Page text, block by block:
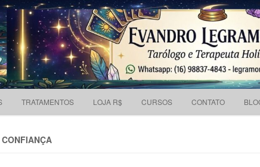
Terapeuta holístico e Tarólogo.
Pesquisar
por:
TRATAMENTOS LOJA R$ CURSOS CONTATO